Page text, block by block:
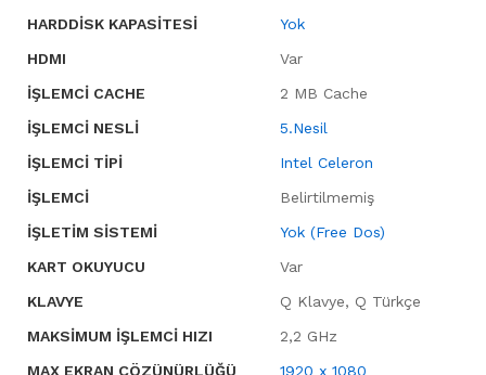
HARDDISK KAPASITESI
Yok
HDMI
Var
İŞLEMCI CACHE
2 MB Cache
İŞLEMCI NESLI
5.Nesil
İŞLEMCI TIPI
Intel Celeron
İŞLEMCI
Belirtilmemiş
İŞLETIM SISTEMI
Yok (Free Dos)
KART OKUYUCU
Var
KLAVYE
Q Klavye, Q Türkçe
MAKSIMUM İŞLEMCI HIZI
2,2 GHz
MAX EKRAN ÇÖZÜNÜRLÜĞÜ
1920 x 1080